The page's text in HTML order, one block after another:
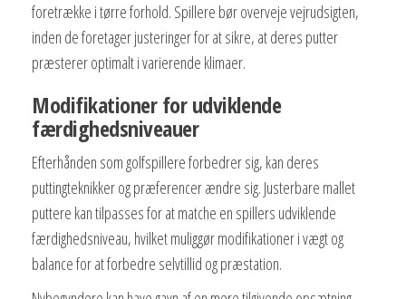
foretrække i tørre forhold. Spillere bør overveje vejrudsigten,
inden de foretager justeringer for at sikre, at deres putter
præsterer optimalt i varierende klimaer.
Modifikationer for udviklende
færdighedsniveauer
Efterhånden som golfspillere forbedrer sig, kan deres
puttingteknikker og præferencer ændre sig. Justerbare mallet
puttere kan tilpasses for at matche en spillers udviklende
færdighedsniveau, hvilket muliggør modifikationer i vægt og
balance for at forbedre selvtillid og præstation.